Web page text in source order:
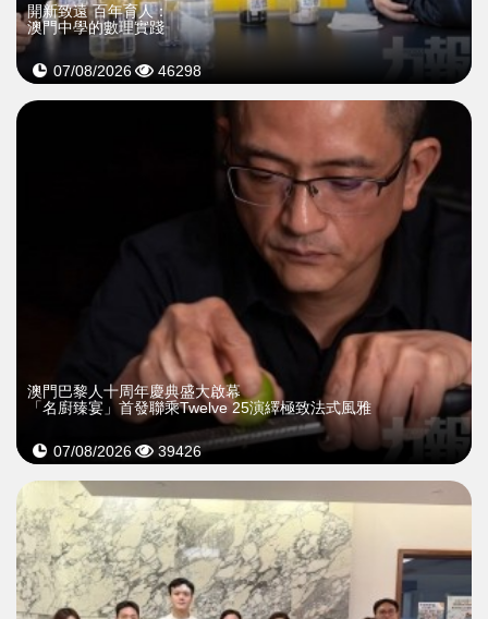
開新致遠 百年育人：
澳門中學的數理實踐
07/08/2026 46298
澳門巴黎人十周年慶典盛大啟幕
「名廚臻宴」首發聯乘Twelve 25演繹極致法式風雅
07/08/2026 39426